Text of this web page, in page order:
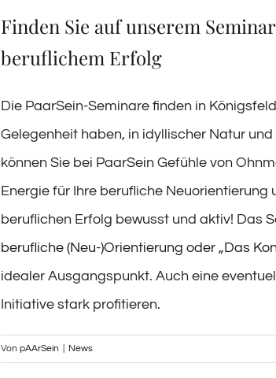
Finden Sie auf unserem
beruflichem Erfolg
Die PaarSein-Seminare finden in
Gelegenheit haben, in idyllischer Natur
können Sie bei PaarSein Gefühle von
Energie für Ihre berufliche Neuorientierung
beruflichen Erfolg bewusst und aktiv! Das
berufliche (Neu-)Orientierung oder „Das
idealer Ausgangspunkt. Auch eine
Initiative stark profitieren.
Von pAArSein News